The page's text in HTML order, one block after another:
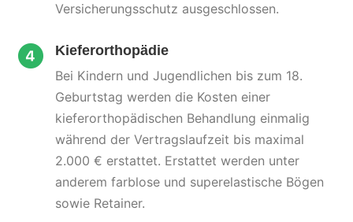
Versicherungsschutz ausgeschlossen.
Kieferorthopädie
Bei Kindern und Jugendlichen bis zum 18.
Geburtstag werden die Kosten einer
kieferorthopädischen Behandlung einmalig
während der Vertragslaufzeit bis maximal
2.000 € erstattet. Erstattet werden unter
anderem farblose und superelastische Bögen
sowie Retainer.